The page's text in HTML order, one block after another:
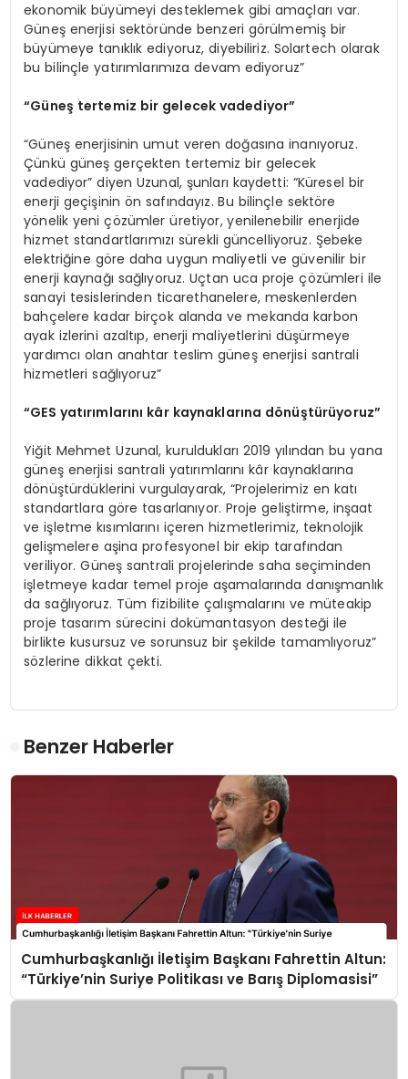
ekonomik büyümeyi desteklemek gibi amaçları var.
Güneş enerjisi sektöründe benzeri görülmemiş bir
büyümeye tanıklık ediyoruz, diyebiliriz. Solartech olarak
bu bilinçle yatırımlarımıza devam ediyoruz”
“Güneş tertemiz bir gelecek vadediyor”
“Güneş enerjisinin umut veren doğasına inanıyoruz.
Çünkü güneş gerçekten tertemiz bir gelecek
vadediyor” diyen Uzunal, şunları kaydetti: “Küresel bir
enerji geçişinin ön safındayız. Bu bilinçle sektöre
yönelik yeni çözümler üretiyor, yenilenebilir enerjide
hizmet standartlarımızı sürekli güncelliyoruz. Şebeke
elektriğine göre daha uygun maliyetli ve güvenilir bir
enerji kaynağı sağlıyoruz. Uçtan uca proje çözümleri ile
sanayi tesislerinden ticarethanelere, meskenlerden
bahçelere kadar birçok alanda ve mekanda karbon
ayak izlerini azaltıp, enerji maliyetlerini düşürmeye
yardımcı olan anahtar teslim güneş enerjisi santrali
hizmetleri sağlıyoruz”
“GES yatırımlarını kâr kaynaklarına dönüştürüyoruz”
Yiğit Mehmet Uzunal, kuruldukları 2019 yılından bu yana
güneş enerjisi santrali yatırımlarını kâr kaynaklarına
dönüştürdüklerini vurgulayarak, “Projelerimiz en katı
standartlara göre tasarlanıyor. Proje geliştirme, inşaat
ve işletme kısımlarını içeren hizmetlerimiz, teknolojik
gelişmelere aşina profesyonel bir ekip tarafından
veriliyor. Güneş santrali projelerinde saha seçiminden
işletmeye kadar temel proje aşamalarında danışmanlık
da sağlıyoruz. Tüm fizibilite çalışmalarını ve müteakip
proje tasarım sürecini dokümantasyon desteği ile
birlikte kusursuz ve sorunsuz bir şekilde tamamlıyoruz”
sözlerine dikkat çekti.
Benzer Haberler
Cumhurbaşkanlığı İletişim Başkanı Fahrettin Altun:
“Türkiye’nin Suriye Politikası ve Barış Diplomasisi”